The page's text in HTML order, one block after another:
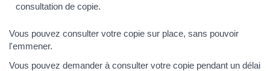
consultation de copie.
Vous pouvez consulter votre copie sur place, sans pouvoir
l'emmener.
Vous pouvez demander à consulter votre copie pendant un délai